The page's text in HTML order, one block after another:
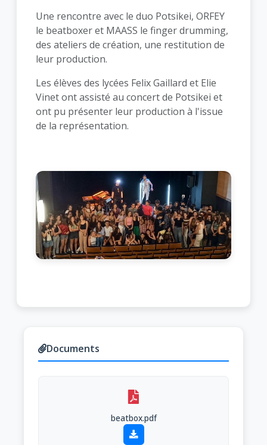
Une rencontre avec le duo Potsikei, ORFEY
le beatboxer et MAASS le finger drumming,
des ateliers de création, une restitution de
leur production.
Les élèves des lycées Felix Gaillard et Elie
Vinet ont assisté au concert de Potsikei et
ont pu présenter leur production à l'issue
de la représentation.
Documents
beatbox.pdf